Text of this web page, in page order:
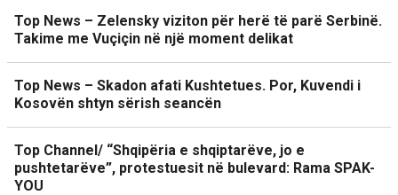
Top News – Zelensky viziton për herë të parë Serbinë.
Takime me Vuçiçin në një moment delikat
Top News – Skadon afati Kushtetues. Por, Kuvendi i
Kosovën shtyn sërish seancën
Top Channel/ “Shqipëria e shqiptarëve, jo e
pushtetarëve”, protestuesit në bulevard: Rama SPAK-
YOU